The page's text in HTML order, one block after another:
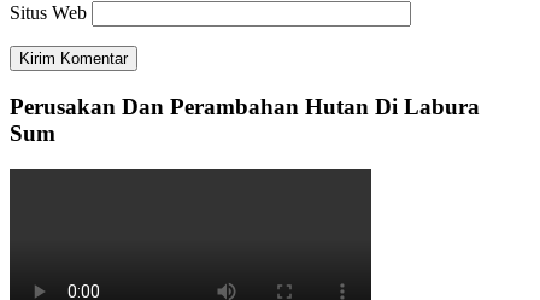
Situs Web
Perusakan Dan Perambahan Hutan Di Labura
Sum